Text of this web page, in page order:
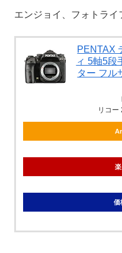
エンジョイ、フォトライ
PENTAX
ィ 5軸5段
ター フル
リコー
価